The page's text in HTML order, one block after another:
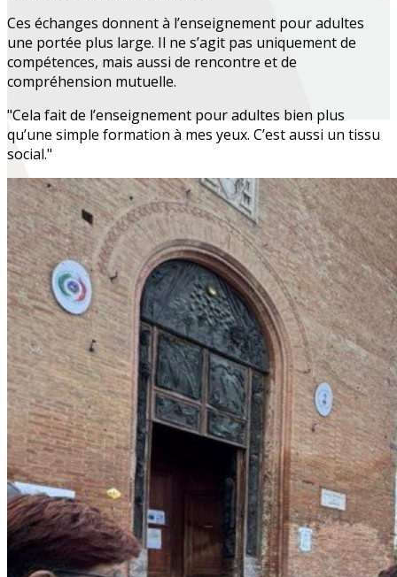
Ces échanges donnent à l’enseignement pour adultes
une portée plus large. Il ne s’agit pas uniquement de
compétences, mais aussi de rencontre et de
compréhension mutuelle.
"Cela fait de l’enseignement pour adultes bien plus
qu’une simple formation à mes yeux. C’est aussi un tissu
social."